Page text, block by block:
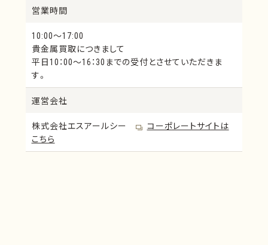
フラットインテリジェン
ス
PGA-12
PGA-13
PGA-55
PGA-73PZ
バイオメモワール
キャスティングゴールド
タイプⅡ
タイプⅢ
営業時間
10:00～17:00
貴金属買取につきまして
平日10：00～16：30までの受付とさせていただきま
す。
運営会社
株式会社エスアールシー
コーポレートサイトは
こちら